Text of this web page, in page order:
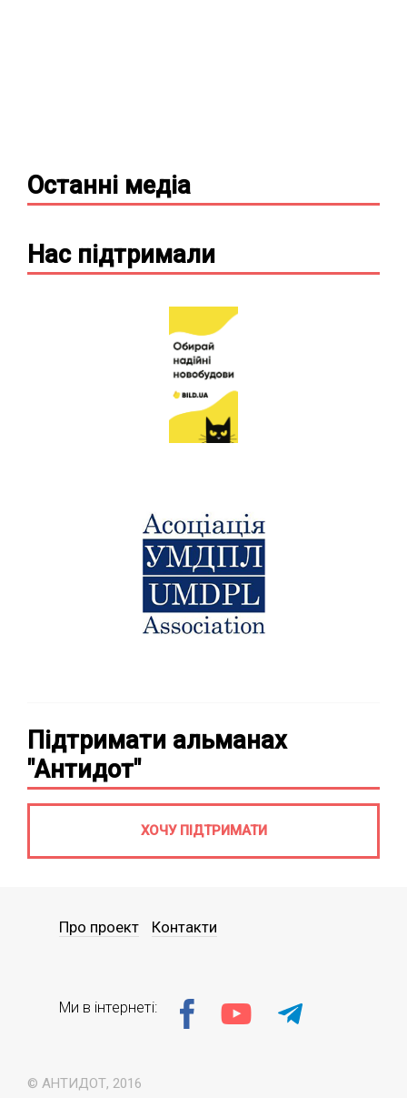
Останні медіа
Нас підтримали
Підтримати альманах
"Антидот"
ХОЧУ ПІДТРИМАТИ
© АНТИДОТ, 2016
Про проект Контакти
Ми в інтернеті: